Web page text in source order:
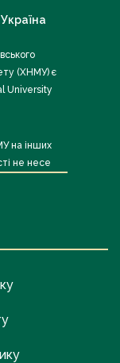
(ХНМУ) є
University
на інших
не несе